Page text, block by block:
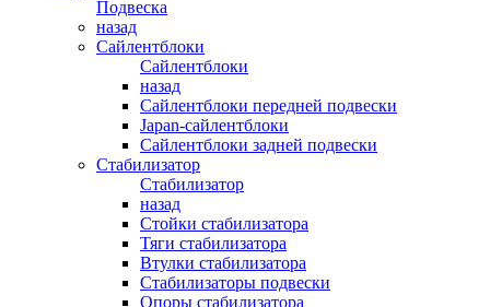
Подвеска
назад
Сайлентблоки
Сайлентблоки
назад
Сайлентблоки передней подвески
Japan-сайлентблоки
Сайлентблоки задней подвески
Стабилизатор
Стабилизатор
назад
Стойки стабилизатора
Тяги стабилизатора
Втулки стабилизатора
Стабилизаторы подвески
Опоры стабилизатора